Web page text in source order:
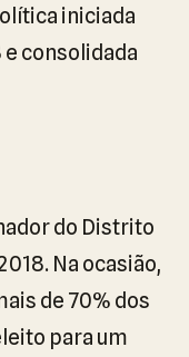
iniciada
e consolidada
do Distrito
Na ocasião,
de 70% dos
para um